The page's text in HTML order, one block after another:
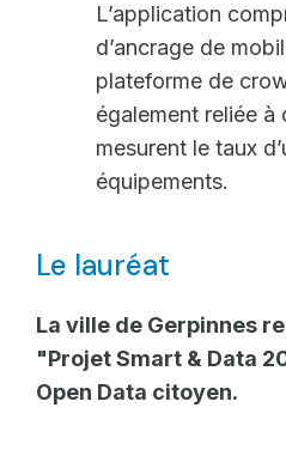
L’application
d’ancrage de
plateforme de
également reliée à
mesurent le taux
équipements.
Le lauréat
La ville de Gerpinnes
"Projet Smart & Data
Open Data citoyen.